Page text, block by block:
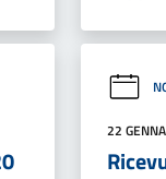
22